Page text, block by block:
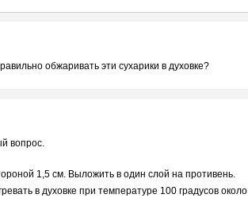
обжаривать эти сухарики в духовке?
вопрос.
1,5 см. Выложить в один слой на противень.
в духовке при температуре 100 градусов около